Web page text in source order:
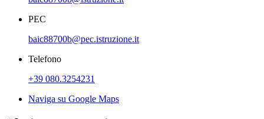
PEC
baic88700b@pec.istruzione.it
Telefono
+39 080.3254231
Naviga su Google Maps